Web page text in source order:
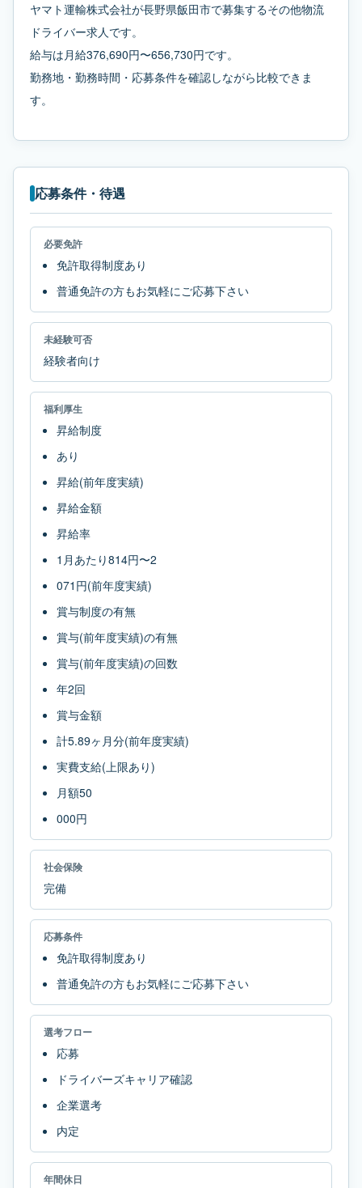
ヤマト運輸株式会社が長野県飯田市で募集するその他物流
ドライバー求人です。
給与は月給376,690円〜656,730円です。
勤務地・勤務時間・応募条件を確認しながら比較できま
す。
応募条件・待遇
必要免許
免許取得制度あり
普通免許の方もお気軽にご応募下さい
未経験可否
経験者向け
福利厚生
昇給制度
あり
昇給(前年度実績)
昇給金額
昇給率
1月あたり814円〜2
071円(前年度実績)
賞与制度の有無
賞与(前年度実績)の有無
賞与(前年度実績)の回数
年2回
賞与金額
計5.89ヶ月分(前年度実績)
実費支給(上限あり)
月額50
000円
社会保険
完備
応募条件
免許取得制度あり
普通免許の方もお気軽にご応募下さい
選考フロー
応募
ドライバーズキャリア確認
企業選考
内定
年間休日